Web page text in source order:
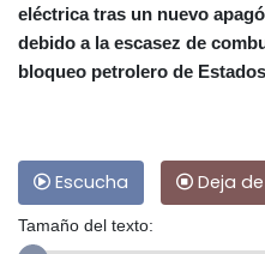
eléctrica tras un nuevo
debido a la escasez de
bloqueo petrolero de
Escucha Deja
Tamaño del texto: